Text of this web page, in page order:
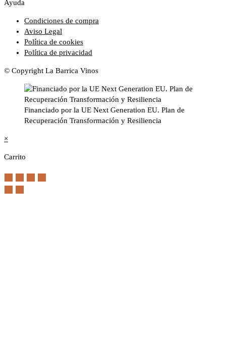
Ayuda
Condiciones de compra
Aviso Legal
Política de cookies
Política de privacidad
© Copyright La Barrica Vinos
Financiado por la UE Next Generation EU. Plan de
Recuperación Transformación y Resiliencia
×
Carrito